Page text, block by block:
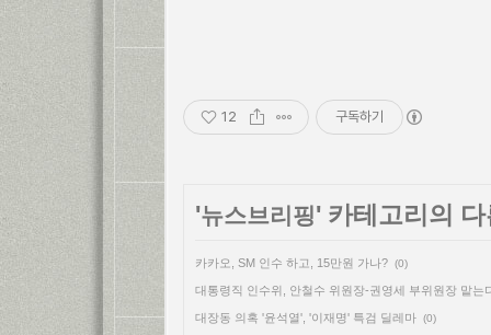
12 구독하기
'뉴스브리핑' 카테고리의
카카오, SM 인수 하고, 15만원 가나? (0)
대통령직 인수위, 안철수 위원장-권영세 부위원장 맡는
대장동 의혹 '윤석열', '이재명' 특검 딜레마 (0)